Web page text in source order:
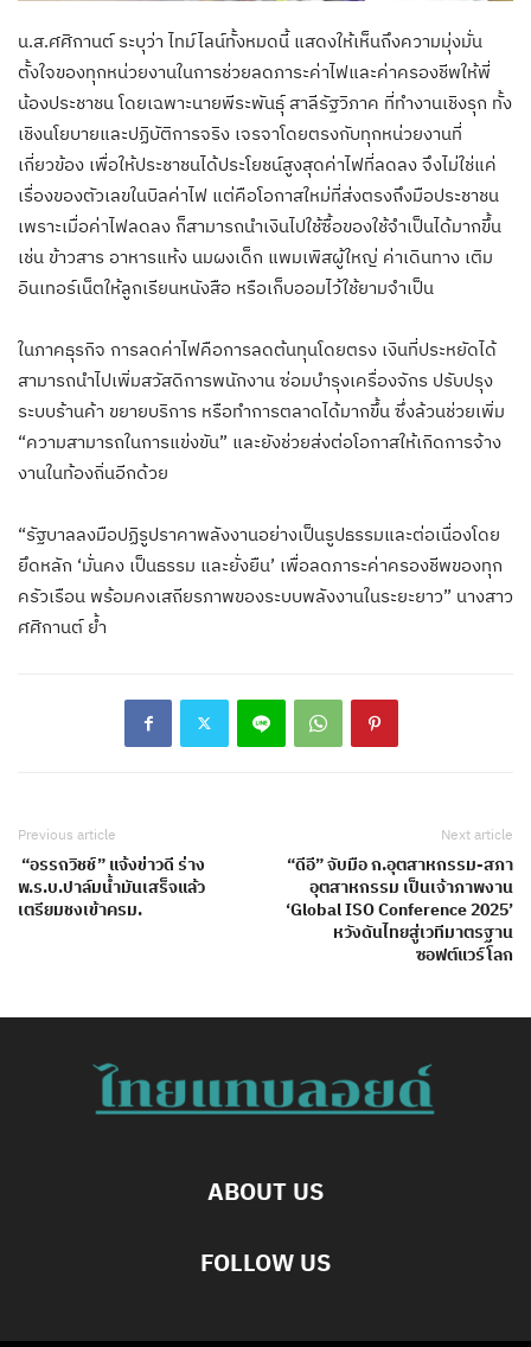
น.ส.ศศิกานต์ ระบุว่า ไทม์ไลน์ทั้งหมดนี้ แสดงให้เห็นถึงความมุ่งมั่น
ตั้งใจของทุกหน่วยงานในการช่วยลดภาระค่าไฟและค่าครองชีพให้พี่
น้องประชาชน โดยเฉพาะนายพีระพันธุ์ สาลีรัฐวิภาค ที่ทำงานเชิงรุก ทั้ง
เชิงนโยบายและปฏิบัติการจริง เจรจาโดยตรงกับทุกหน่วยงานที่
เกี่ยวข้อง เพื่อให้ประชาชนได้ประโยชน์สูงสุดค่าไฟที่ลดลง จึงไม่ใช่แค่
เรื่องของตัวเลขในบิลค่าไฟ แต่คือโอกาสใหม่ที่ส่งตรงถึงมือประชาชน
เพราะเมื่อค่าไฟลดลง ก็สามารถนำเงินไปใช้ซื้อของใช้จำเป็นได้มากขึ้น
เช่น ข้าวสาร อาหารแห้ง นมผงเด็ก แพมเพิสผู้ใหญ่ ค่าเดินทาง เติม
อินเทอร์เน็ตให้ลูกเรียนหนังสือ หรือเก็บออมไว้ใช้ยามจำเป็น
ในภาคธุรกิจ การลดค่าไฟคือการลดต้นทุนโดยตรง เงินที่ประหยัดได้
สามารถนำไปเพิ่มสวัสดิการพนักงาน ซ่อมบำรุงเครื่องจักร ปรับปรุง
ระบบร้านค้า ขยายบริการ หรือทำการตลาดได้มากขึ้น ซึ่งล้วนช่วยเพิ่ม
“ความสามารถในการแข่งขัน” และยังช่วยส่งต่อโอกาสให้เกิดการจ้าง
งานในท้องถิ่นอีกด้วย
“รัฐบาลลงมือปฏิรูปราคาพลังงานอย่างเป็นรูปธรรมและต่อเนื่องโดย
ยึดหลัก ‘มั่นคง เป็นธรรม และยั่งยืน’ เพื่อลดภาระค่าครองชีพของทุก
ครัวเรือน พร้อมคงเสถียรภาพของระบบพลังงานในระยะยาว” นางสาว
ศศิกานต์ ย้ำ
Previous article
“อรรถวิชช์” แจ้งข่าวดี ร่าง
พ.ร.บ.ปาล์มน้ำมันเสร็จแล้ว
เตรียมชงเข้าครม.
Next article
“ดีอี” จับมือ ก.อุตสาหกรรม-สภา
อุตสาหกรรม เป็นเจ้าภาพงาน
‘Global ISO Conference 2025’
หวังดันไทยสู่เวทีมาตรฐาน
ซอฟต์แวร์โลก
ABOUT US
FOLLOW US